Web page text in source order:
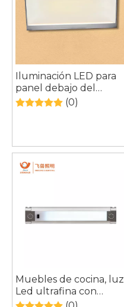
Iluminación LED para
panel debajo del
gabinete SmartLife Pro
(0)
Muebles de cocina, luz
Led ultrafina con
Sensor, armario de